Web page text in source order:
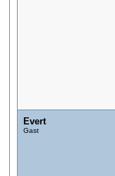
Evert
Gast